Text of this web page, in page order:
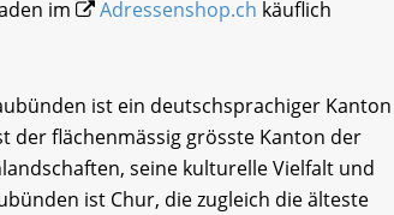
im
Adressenshop.ch käuflich
ist ein deutschsprachiger Kanton
der flächenmässig grösste Kanton der
seine kulturelle Vielfalt und
ist Chur, die zugleich die älteste